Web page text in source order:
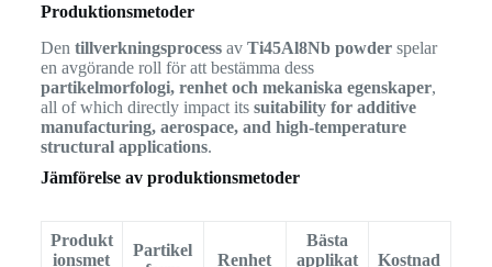
Produktionsmetoder
Den tillverkningsprocessav Ti45Al8Nb powderspelar
en avgörande roll för att bestämma dess
partikelmorfologi, renhet och mekaniska egenskaper,
all of which directly impact its suitability for additive
manufacturing, aerospace, and high-temperature
structural applications.
Jämförelse av produktionsmetoder
Produkt
ionsmet
Partikel
Renhet
Bästa
applikat
Kostnad